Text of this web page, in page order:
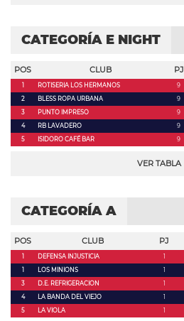
CATEGORÍA E NIGHT
POS CLUB PJ
1 ROTISERIA LOS HERMANOS 9
2
BLESS ROPA URBANA 9
3
PUNTO IMPRESO 9
4
RB LAVADERO 9
5
ISIDORO CAFÉ BAR 9
VER TABLA
CATEGORÍA A
POS CLUB PJ
1 DEFENSA INJUSTICIA 1
1
LOS MINIONS 1
3
D.E. REFRIGERACION 1
4
LA BANDA DEL VIEJO 1
5
LA VIOLA 1